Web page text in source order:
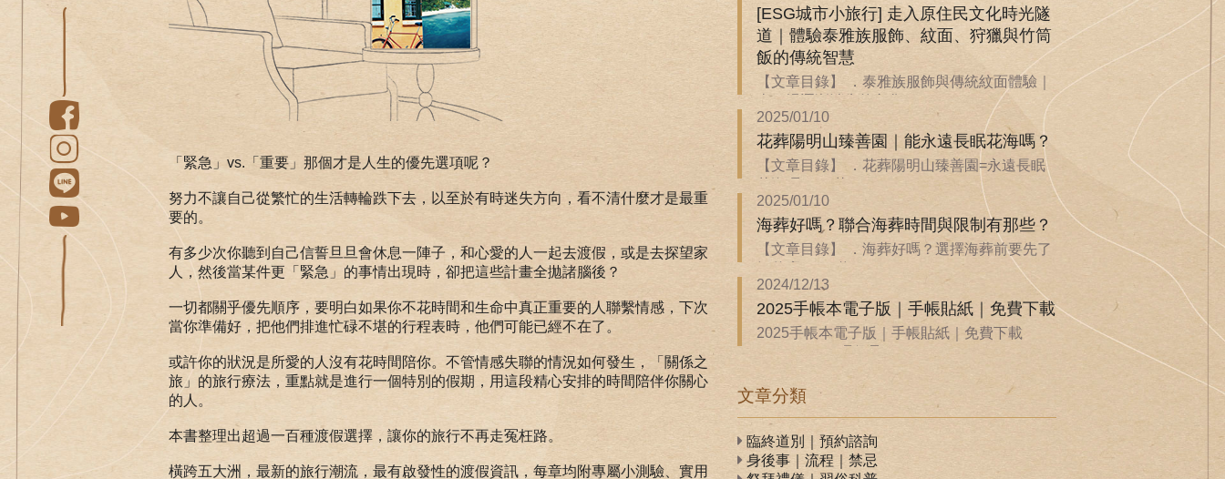
「緊急」vs.「重要」那個才是人生的優先選項呢？
努力不讓自己從繁忙的生活轉輪跌下去，以至於有時迷失方向，看不清什麼才是最重
要的。
有多少次你聽到自己信誓旦旦會休息一陣子，和心愛的人一起去渡假，或是去探望家
人，然後當某件更「緊急」的事情出現時，卻把這些計畫全拋諸腦後？
一切都關乎優先順序，要明白如果你不花時間和生命中真正重要的人聯繫情感，下次
當你準備好，把他們排進忙碌不堪的行程表時，他們可能已經不在了。
或許你的狀況是所愛的人沒有花時間陪你。不管情感失聯的情況如何發生，「關係之
旅」的旅行療法，重點就是進行一個特別的假期，用這段精心安排的時間陪伴你關心
的人。
本書整理出超過一百種渡假選擇，讓你的旅行不再走冤枉路。
橫跨五大洲，最新的旅行潮流，最有啟發性的渡假資訊，每章均附專屬小測驗、實用
[ESG城市小旅行] 走入原住民文化時光隧
道｜體驗泰雅族服飾、紋面、狩獵與竹筒
飯的傳統智慧
【文章目錄】 ．泰雅族服飾與傳統紋面體驗｜
來一場逐漸消失的文化...
2025/01/10
花葬陽明山臻善園｜能永遠長眠花海嗎？
【文章目錄】 ．花葬陽明山臻善園=永遠長眠
2025/01/10
海葬好嗎？聯合海葬時間與限制有那些？
【文章目錄】 ．海葬好嗎？選擇海葬前要先了
2024/12/13
2025手帳本電子版｜手帳貼紙｜免費下載
2025手帳本電子版｜手帳貼紙｜免費下載
WonannLife 環保承...
文章分類
臨終道別｜預約諮詢
身後事｜流程｜禁忌